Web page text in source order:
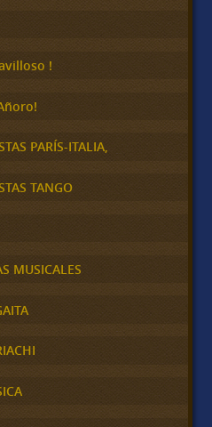
!
PARÍS-ITALIA,
TANGO
MUSICALES